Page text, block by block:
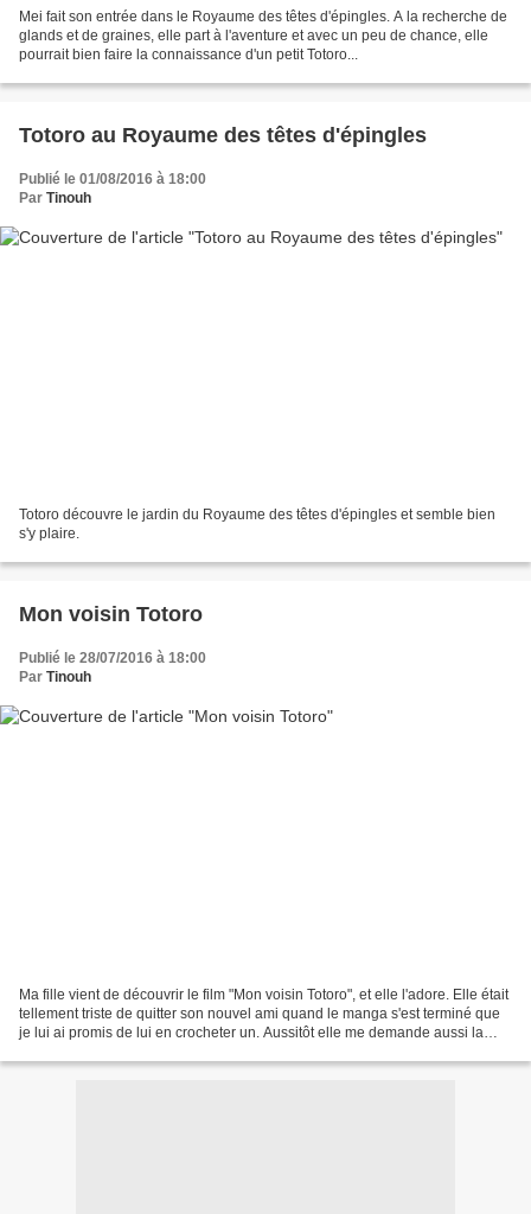
Mei fait son entrée dans le Royaume des têtes d'épingles. A la recherche de
glands et de graines, elle part à l'aventure et avec un peu de chance, elle
pourrait bien faire la connaissance d'un petit Totoro...
Totoro au Royaume des têtes d'épingles
Publié le 01/08/2016 à 18:00
Par Tinouh
Totoro découvre le jardin du Royaume des têtes d'épingles et semble bien
s'y plaire.
Mon voisin Totoro
Publié le 28/07/2016 à 18:00
Par Tinouh
Ma fille vient de découvrir le film "Mon voisin Totoro", et elle l'adore. Elle était
tellement triste de quitter son nouvel ami quand le manga s'est terminé que
je lui ai promis de lui en crocheter un. Aussitôt elle me demande aussi la